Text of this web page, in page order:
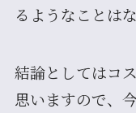
るようなことは
結論としてはコ
思いますので、